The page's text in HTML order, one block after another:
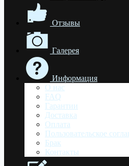
Отзывы
Галерея
Информация
О нас
FAQ
Гарантии
Доставка
Оплата
Пользовательское
Брак
Контакты